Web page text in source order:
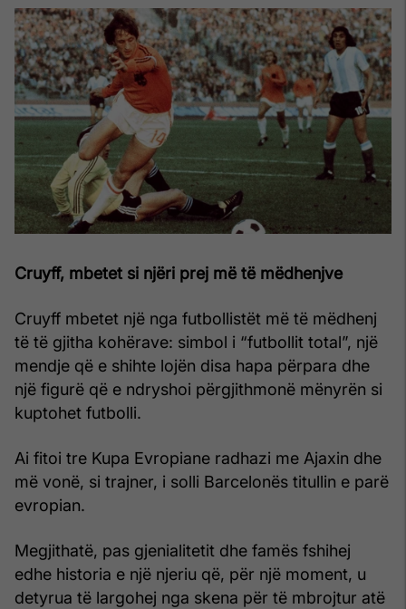
Cruyff, mbetet si njëri prej më të mëdhenjve
Cruyff mbetet një nga futbollistët më të mëdhenj
të të gjitha kohërave: simbol i “futbollit total”, një
mendje që e shihte lojën disa hapa përpara dhe
një figurë që e ndryshoi përgjithmonë mënyrën si
kuptohet futbolli.
Ai fitoi tre Kupa Evropiane radhazi me Ajaxin dhe
më vonë, si trajner, i solli Barcelonës titullin e parë
evropian.
Megjithatë, pas gjenialitetit dhe famës fshihej
edhe historia e një njeriu që, për një moment, u
detyrua të largohej nga skena për të mbrojtur atë